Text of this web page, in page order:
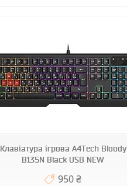
Клавіатура ігрова A4Tech Bloody
B135N Black USB NEW
950 ₴